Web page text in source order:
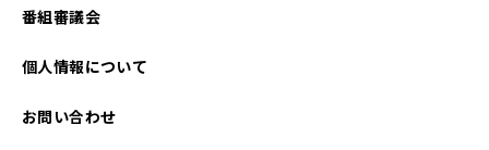
2024年03月
番組審議会
個人情報について
お問い合わせ